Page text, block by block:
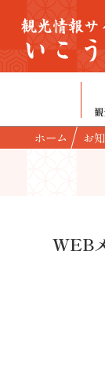
観光情報サ
いこ
ホーム お
WEB